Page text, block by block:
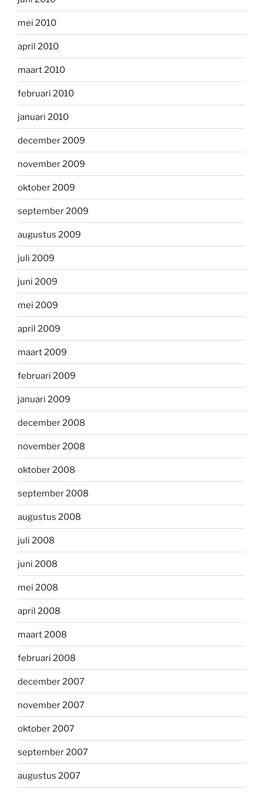
mei 2010
april 2010
maart 2010
februari 2010
januari 2010
december 2009
november 2009
oktober 2009
september 2009
augustus 2009
juli 2009
juni 2009
mei 2009
april 2009
maart 2009
februari 2009
januari 2009
december 2008
november 2008
oktober 2008
september 2008
augustus 2008
juli 2008
juni 2008
mei 2008
april 2008
maart 2008
februari 2008
december 2007
november 2007
oktober 2007
september 2007
augustus 2007